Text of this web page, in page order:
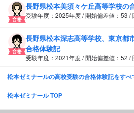
長野県松本美須々ケ丘高等学校の
受験年度：2025年度 / 開始偏差値：53 /
長野県松本深志高等学校、東京都
合格体験記
受験年度：2021年度 / 開始偏差値：52 /
松本ゼミナールの高校受験の合格体験記をすべ
松本ゼミナール TOP